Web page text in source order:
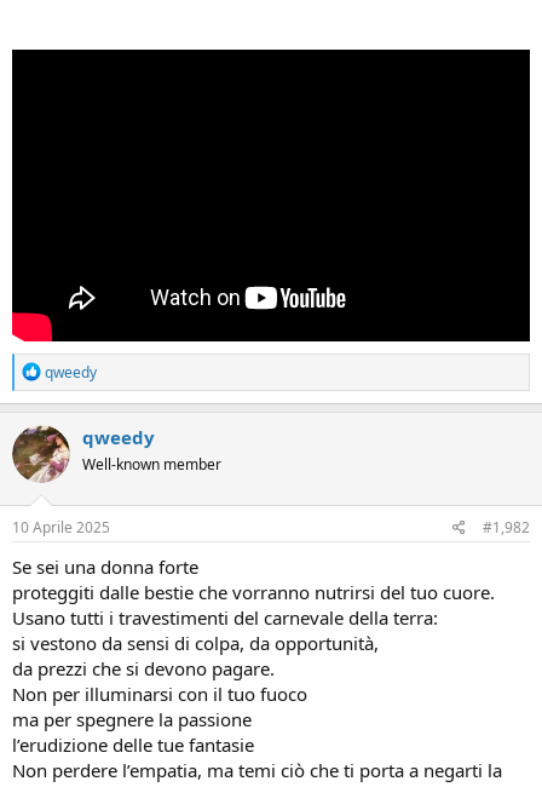
R
e
a
c
t
i
o
n
s
qweedy
qweedy
Well-known member
10 Aprile 2025 #1,982
Se sei una donna forte
proteggiti dalle bestie che vorranno nutrirsi del tuo cuore.
Usano tutti i travestimenti del carnevale della terra:
si vestono da sensi di colpa, da opportunità,
da prezzi che si devono pagare.
Non per illuminarsi con il tuo fuoco
ma per spegnere la passione
l’erudizione delle tue fantasie
Non perdere l’empatia, ma temi ciò che ti porta a negarti la